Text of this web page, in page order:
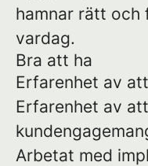
hamnar rätt och
vardag.
Bra att ha
Erfarenhet av
Erfarenhet av
Arbetat med